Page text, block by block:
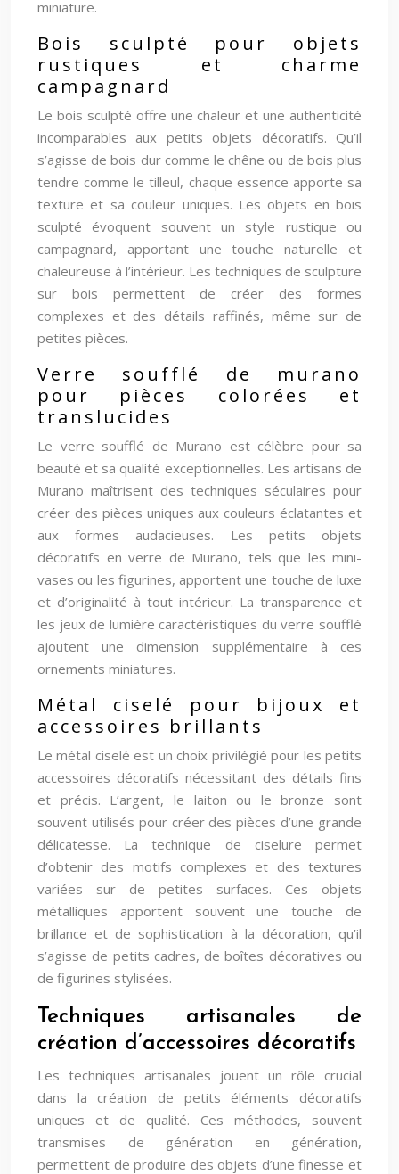
miniature.
Bois sculpté pour objets
rustiques et charme
campagnard
Le bois sculpté offre une chaleur et une authenticité
incomparables aux petits objets décoratifs. Qu’il
s’agisse de bois dur comme le chêne ou de bois plus
tendre comme le tilleul, chaque essence apporte sa
texture et sa couleur uniques. Les objets en bois
sculpté évoquent souvent un style rustique ou
campagnard, apportant une touche naturelle et
chaleureuse à l’intérieur. Les techniques de sculpture
sur bois permettent de créer des formes
complexes et des détails raffinés, même sur de
petites pièces.
Verre soufflé de murano
pour pièces colorées et
translucides
Le verre soufflé de Murano est célèbre pour sa
beauté et sa qualité exceptionnelles. Les artisans de
Murano maîtrisent des techniques séculaires pour
créer des pièces uniques aux couleurs éclatantes et
aux formes audacieuses. Les petits objets
décoratifs en verre de Murano, tels que les mini-
vases ou les figurines, apportent une touche de luxe
et d’originalité à tout intérieur. La transparence et
les jeux de lumière caractéristiques du verre soufflé
ajoutent une dimension supplémentaire à ces
ornements miniatures.
Métal ciselé pour bijoux et
accessoires brillants
Le métal ciselé est un choix privilégié pour les petits
accessoires décoratifs nécessitant des détails fins
et précis. L’argent, le laiton ou le bronze sont
souvent utilisés pour créer des pièces d’une grande
délicatesse. La technique de ciselure permet
d’obtenir des motifs complexes et des textures
variées sur de petites surfaces. Ces objets
métalliques apportent souvent une touche de
brillance et de sophistication à la décoration, qu’il
s’agisse de petits cadres, de boîtes décoratives ou
de figurines stylisées.
Techniques artisanales de
création d’accessoires décoratifs
Les techniques artisanales jouent un rôle crucial
dans la création de petits éléments décoratifs
uniques et de qualité. Ces méthodes, souvent
transmises de génération en génération,
permettent de produire des objets d’une finesse et